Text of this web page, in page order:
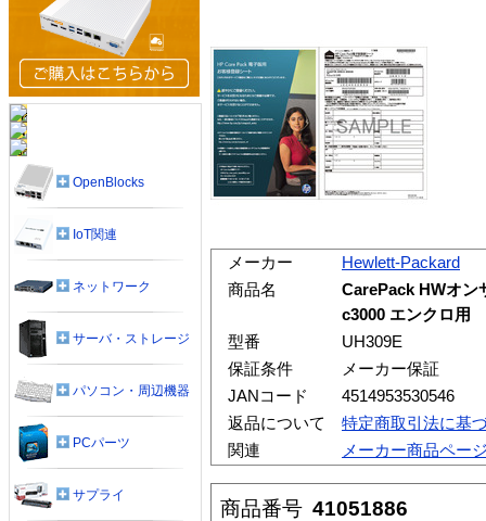
メーカー
Hewlett-Packard
商品名
CarePack HWオン
c3000 エンクロ用
型番
UH309E
保証条件
メーカー保証
JANコード
4514953530546
返品について
特定商取引法に基
関連
メーカー商品ペー
商品番号 41051886
OpenBlocks
IoT関連
ネットワーク
サーバ・ストレージ
パソコン・周辺機器
PCパーツ
サプライ